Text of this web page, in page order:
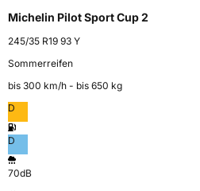
Michelin Pilot Sport Cup 2
245/35 R19 93 Y
Sommerreifen
bis 300 km⁠/⁠h - bis 650 kg
D
D
70dB